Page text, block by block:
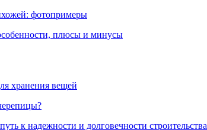
фотопримеры
плюсы и минусы
хранения вещей
к надежности и долговечности строительства